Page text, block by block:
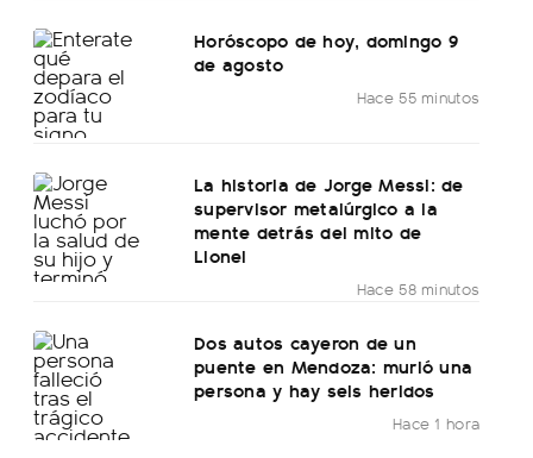
Horóscopo de hoy, domingo 9
de agosto
Hace 55 minutos
La historia de Jorge Messi: de
supervisor metalúrgico a la
mente detrás del mito de
Lionel
Hace 58 minutos
Dos autos cayeron de un
puente en Mendoza: murió una
persona y hay seis heridos
Hace 1 hora